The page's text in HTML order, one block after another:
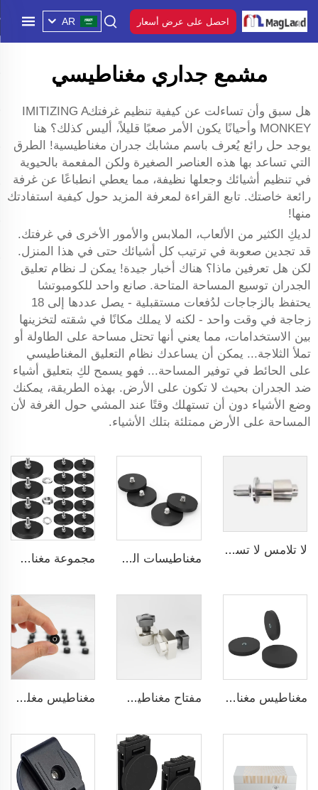
احصل على عرض أسعار AR
مشمع جداري مغناطيسي
هل سبق وأن تساءلت عن كيفية تنظيم غرفتكIMITIZING A
MONKEY وأحيانًا يكون الأمر صعبًا قليلاً، أليس كذلك؟ هنا
يوجد حل رائع يُعرف باسم مشابك جدران مغناطيسية! الطرق
التي تساعد بها هذه العناصر الصغيرة ولكن المفعمة بالحيوية
في تنظيم أشيائك وجعلها نظيفة، مما يعطي انطباعًا عن غرفة
رائعة خاصتك. تابع القراءة لمعرفة المزيد حول كيفية استفادتك
منها!
لديكِ الكثير من الألعاب، الملابس والأمور الأخرى في غرفتك.
قد تجدين صعوبة في ترتيب كل أشيائك حتى في هذا المنزل.
لكن هل تعرفين ماذا؟ هناك أخبار جيدة! يمكن لـ نظام تعليق
الجدران توسيع المساحة المتاحة. صانع واحد للكومبوتشا
يحتفظ بالزجاجات لدُفعات مستقبلية - يصل عددها إلى 18
زجاجة في وقت واحد - لكنه لا يملك مكانًا في شقته لتخزينها
بين الاستخدامات، مما يعني أنها تحتل مساحة على الطاولة أو
تملأ الثلاجة... يمكن أن يساعدك نظام التعليق المغناطيسي
على الحائط في توفير المساحة... فهو يسمح لكِ بتعليق أشياء
ضد الجدران بحيث لا تكون على الأرض. بهذه الطريقة، يمكنك
وضع الأشياء دون أن تستهلك وقتًا عند المشي حول الغرفة لأن
المساحة على الأرض ممتلئة بتلك الأشياء.
لا تلامس لا تسرب Koppling مغناطيسي لمضخة المحرك Polyol ومضخة foaming machine الضغط العالي
مغناطيسات السليكون لموصلات الكابلات المغناطيسية 88 مم خيط ذكر مجموعة مغناطيسية للاستخدام في الخطافات المثبتة على الأثاث بخيط خارجي 22 مم
مغناطيس مغناطيسي لجهاز Starlink، مغناطيس مطاطي بفتحة أنثى مسطحة قطر 22 مم مفتاح مغناطيسي قابل للتشغيل / الإيقاف مغناطيس مغلف بالمطاط مقاوم للماء بشكل دائم